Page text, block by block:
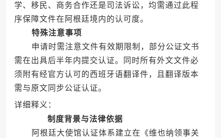
学、移民、商务合作还是司法诉讼，均需通过此程
序保障文件在阿根廷境内的认可度。
特殊注意事项
申请时需注意文件有效期限制，部分公证文书
需在出具后半年内提交认证。同时所有外文文件必
须附有经官方认可的西班牙语翻译件，且翻译版本
需与原文同步公证认证。
详细释义：
制度背景与法律依据
阿根廷大使馆认证体系建立在《维也纳领事关